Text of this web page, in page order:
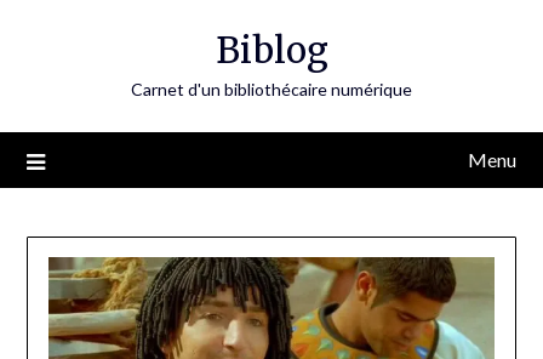
Biblog
Carnet d'un bibliothécaire numérique
Menu